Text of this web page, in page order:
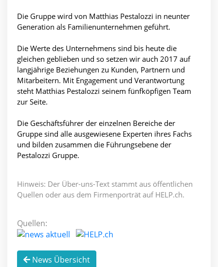
Die Gruppe wird von Matthias Pestalozzi in neunter
Generation als Familienunternehmen geführt.
Die Werte des Unternehmens sind bis heute die
gleichen geblieben und so setzen wir auch 2017 auf
langjährige Beziehungen zu Kunden, Partnern und
Mitarbeitern. Mit Engagement und Verantwortung
steht Matthias Pestalozzi seinem fünfköpfigen Team
zur Seite.
Die Geschäftsführer der einzelnen Bereiche der
Gruppe sind alle ausgewiesene Experten ihres Fachs
und bilden zusammen die Führungsebene der
Pestalozzi Gruppe.
Hinweis: Der Über-uns-Text stammt aus öffentlichen
Quellen oder aus dem Firmenporträt auf HELP.ch.
Quellen:
News Übersicht